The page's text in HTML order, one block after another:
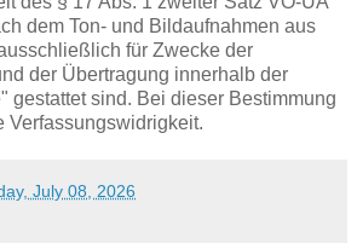
dem Ton- und Bildaufnahmen aus
für Zwecke der
der Übertragung innerhalb der
gestattet sind. Bei dieser Bestimmung
Verfassungswidrigkeit.
July 08, 2026